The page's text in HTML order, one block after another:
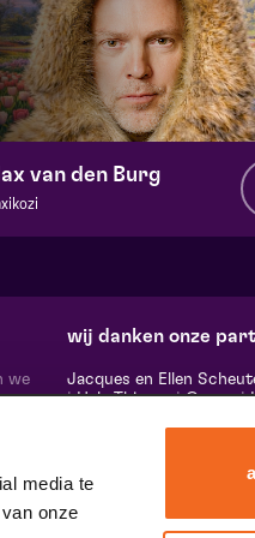
media te
onze
van den Burg
21 oktober 2026 | 20:15
we
de
wij danken onze
Jacques en Ellen
|Hela Thissen|Canon|
Vostermans Companies